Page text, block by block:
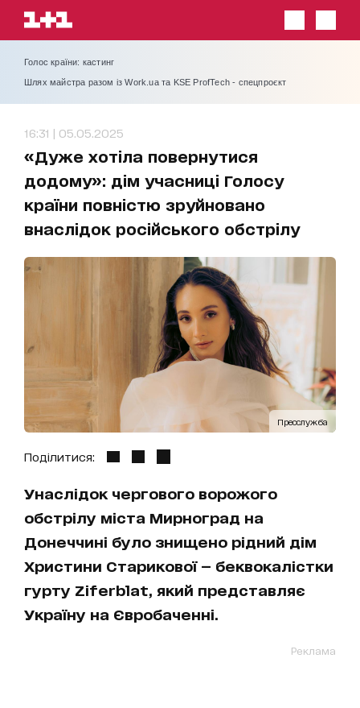
Голос країни: кастинг
Шлях майстра разом із Work.ua та KSE ProfTech - спецпроєкт
16:31 | 05.05.2025
«Дуже хотіла повернутися
додому»: дім учасниці Голосу
країни повністю зруйновано
внаслідок російського обстрілу
Пресслужба
Поділитися:
Унаслідок чергового ворожого
обстрілу міста Мирноград на
Донеччині було знищено рідний дім
Христини Старикової — беквокалістки
гурту Ziferblat, який представляє
Україну на Євробаченні.
Реклама